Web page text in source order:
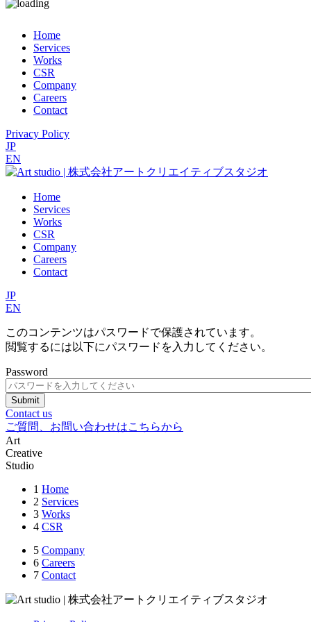
Home
Services
Works
CSR
Company
Careers
Contact
Privacy Policy
JP
EN
Home
Services
Works
CSR
Company
Careers
Contact
JP
EN
このコンテンツはパスワードで保護されています。
閲覧するには以下にパスワードを入力してください。
Password
Contact us
ご質問、お問い合わせはこちらから
Art
Creative
Studio
1 Home
2 Services
3 Works
4 CSR
5 Company
6 Careers
7 Contact